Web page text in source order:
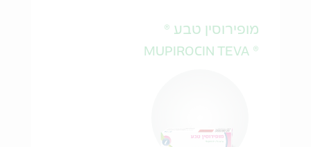
מופירוסין טבע ®
® MUPIROCIN TEVA